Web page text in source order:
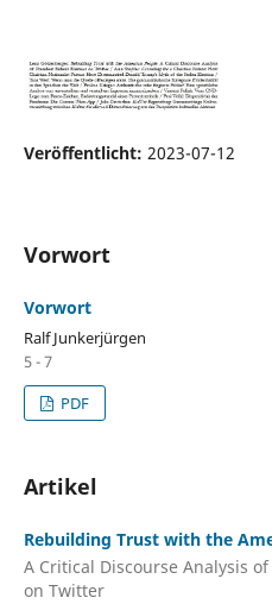
Veröffentlicht: 2023-07-12
Vorwort
Vorwort
Ralf Junkerjürgen
5 - 7
PDF
Artikel
Rebuilding Trust with the
A Critical Discourse Analysis
on Twitter